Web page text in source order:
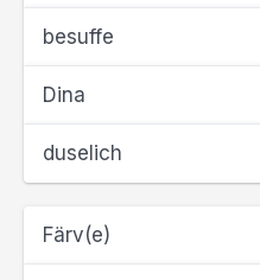
besuffe
Dina
duselich
Färv(e)